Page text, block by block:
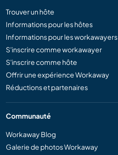
Trouver un hôte
Informations pour les hôtes
Informations pour les workawayers
S'inscrire comme workawayer
S'inscrire comme hôte
Offrir une expérience Workaway
Réductions et partenaires
Communauté
Workaway Blog
Galerie de photos Workaway